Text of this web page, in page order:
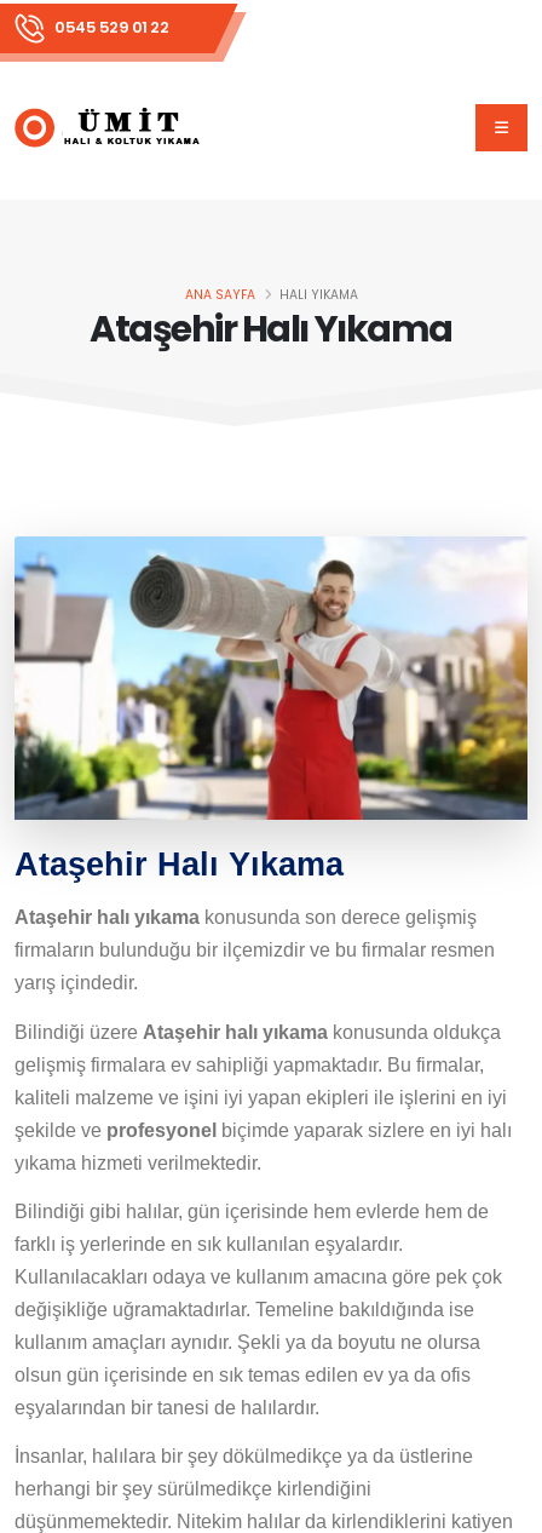
0545 529 01 22
Ataşehir Halı Yıkama
ANA SAYFA HALI YIKAMA
Ataşehir Halı Yıkama
Ataşehir halı yıkama konusunda son derece gelişmiş
firmaların bulunduğu bir ilçemizdir ve bu firmalar resmen
yarış içindedir.
Bilindiği üzere Ataşehir halı yıkama konusunda oldukça
gelişmiş firmalara ev sahipliği yapmaktadır. Bu firmalar,
kaliteli malzeme ve işini iyi yapan ekipleri ile işlerini en iyi
şekilde ve profesyonel biçimde yaparak sizlere en iyi halı
yıkama hizmeti verilmektedir.
Bilindiği gibi halılar, gün içerisinde hem evlerde hem de
farklı iş yerlerinde en sık kullanılan eşyalardır.
Kullanılacakları odaya ve kullanım amacına göre pek çok
değişikliğe uğramaktadırlar. Temeline bakıldığında ise
kullanım amaçları aynıdır. Şekli ya da boyutu ne olursa
olsun gün içerisinde en sık temas edilen ev ya da ofis
eşyalarından bir tanesi de halılardır.
İnsanlar, halılara bir şey dökülmedikçe ya da üstlerine
herhangi bir şey sürülmedikçe kirlendiğini
düşünmemektedir. Nitekim halılar da kirlendiklerini katiyen